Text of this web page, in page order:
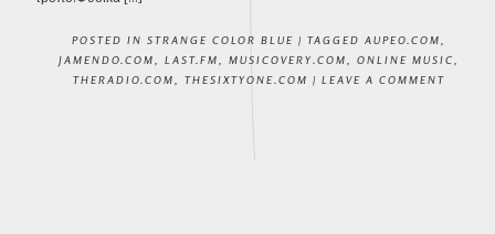
POSTED IN STRANGE COLOR BLUE | TAGGED AUPEO.COM
JAMENDO.COM
LAST.FM MUSICOVERY.COM ONLINE MUSIC
THERADIO.COM
THESIXTYONE.COM | LEAVE A COMMENT
POST NAVIGATION